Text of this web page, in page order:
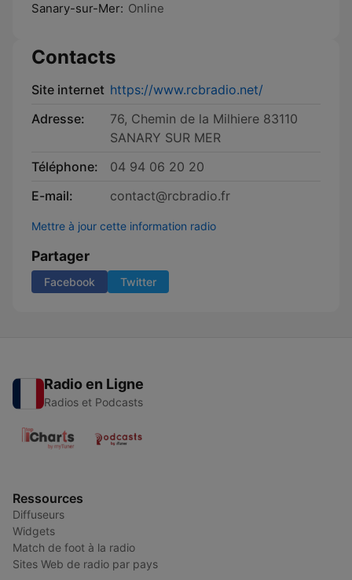
Sanary-sur-Mer: Online
Contacts
Site internet https://www.rcbradio.net/
Adresse:
76, Chemin de la Milhiere 83110
SANARY SUR MER
Téléphone:
04 94 06 20 20
E-mail:
contact@rcbradio.fr
Mettre à jour cette information radio
Partager
Facebook Twitter
Radio en Ligne
Radios et Podcasts
Ressources
Diffuseurs
Widgets
Match de foot à la radio
Sites Web de radio par pays